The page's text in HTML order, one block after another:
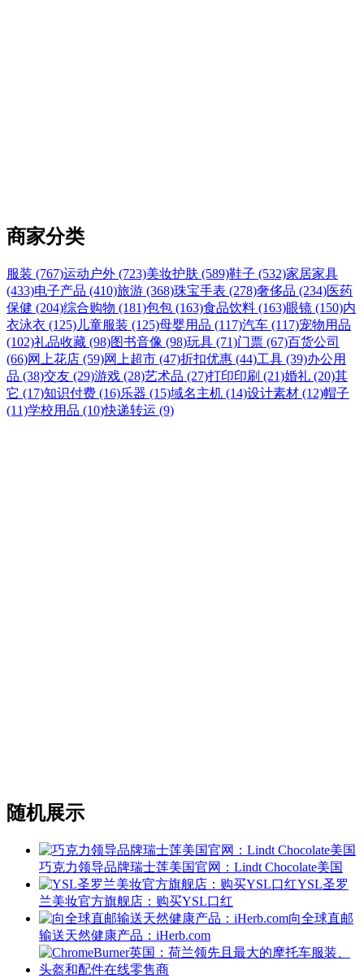
商家分类
服装 (767)运动户外 (723)美妆护肤 (589)鞋子 (532)家居家具
(433)电子产品 (410)旅游 (368)珠宝手表 (278)奢侈品 (234)医药
保健 (204)综合购物 (181)包包 (163)食品饮料 (163)眼镜 (150)内
衣泳衣 (125) 儿童服装 (125)母婴用品 (117)汽车 (117)宠物用品
(102)礼品收藏 (98)图书音像 (98)玩具 (71)门票 (67)百货公司
(66)网上花店 (59)网上超市 (47)折扣优惠 (44)工具 (39)办公用
品 (38)交友 (29)游戏 (28)艺术品 (27)打印印刷 (21)婚礼 (20)其
它 (17)知识付费 (16)乐器 (15)域名主机 (14)设计素材 (12)帽子
(11)学校用品 (10)快递转运 (9)
随机展示
巧克力领导品牌瑞士莲美国官网：Lindt Chocolate美国
YSL圣罗
兰美妆官方旗舰店：购买YSL口红
向全球直邮
输送天然健康产品：iHerb.com